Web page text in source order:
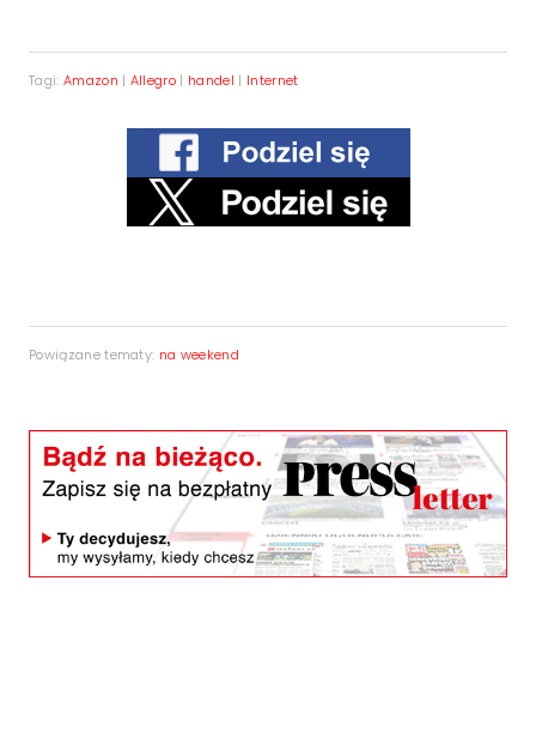
Tagi: Amazon | Allegro | handel | Internet
Powiązane tematy: na weekend